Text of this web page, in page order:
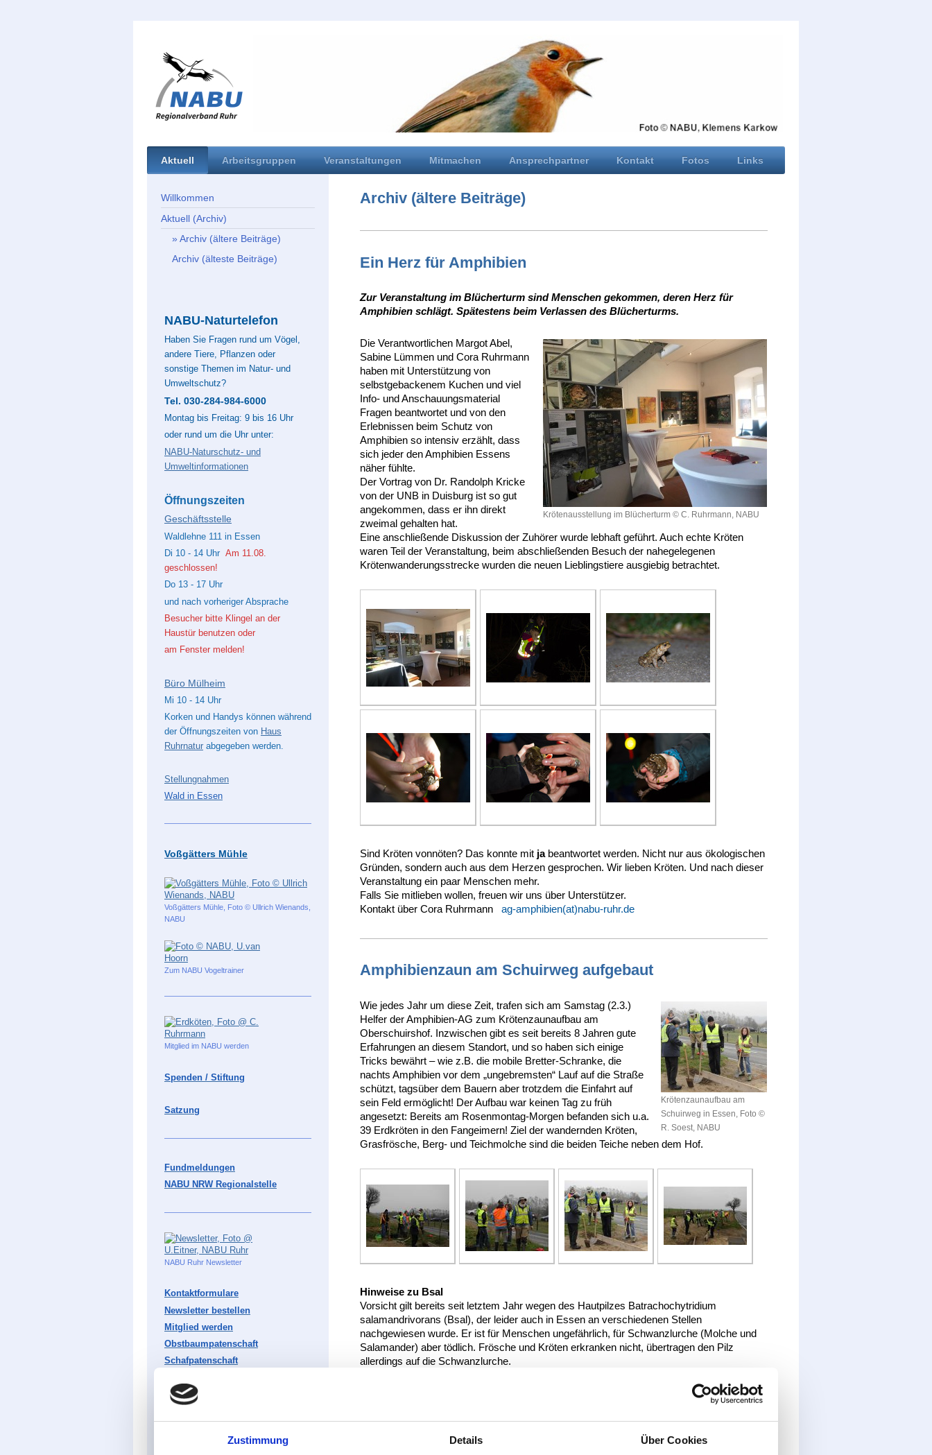
Zustimmung Details Über Cookies
Aktuell Arbeitsgruppen Veranstaltungen Mitmachen Ansprechpartner Kontakt Fotos Links
Archiv (ältere Beiträge)
Ein Herz für Amphibien
Zur Veranstaltung im Blücherturm sind Menschen gekommen, deren Herz für
Amphibien schlägt. Spätestens beim Verlassen des Blücherturms.
Krötenausstellung im Blücherturm © C. Ruhrmann, NABU
Die Verantwortlichen Margot Abel,
Sabine Lümmen und Cora Ruhrmann
haben mit Unterstützung von
selbstgebackenem Kuchen und viel
Info- und Anschauungsmaterial
Fragen beantwortet und von den
Erlebnissen beim Schutz von
Amphibien so intensiv erzählt, dass
sich jeder den Amphibien Essens
näher fühlte.
Der Vortrag von Dr. Randolph Kricke
von der UNB in Duisburg ist so gut
angekommen, dass er ihn direkt
zweimal gehalten hat.
Eine anschließende Diskussion der Zuhörer wurde lebhaft geführt. Auch echte Kröten
waren Teil der Veranstaltung, beim abschließenden Besuch der nahegelegenen
Krötenwanderungsstrecke wurden die neuen Lieblingstiere ausgiebig betrachtet.
Sind Kröten vonnöten? Das konnte mit jabeantwortet werden. Nicht nur aus ökologischen
Gründen, sondern auch aus dem Herzen gesprochen. Wir lieben Kröten. Und nach dieser
Veranstaltung ein paar Menschen mehr.
Falls Sie mitlieben wollen, freuen wir uns über Unterstützer.
Kontakt über Cora Ruhrmann
ag-amphibien(at)nabu-ruhr.de
Amphibienzaun am Schuirweg aufgebaut
Krötenzaunaufbau am
Schuirweg in Essen, Foto ©
R. Soest, NABU
Wie jedes Jahr um diese Zeit, trafen sich am Samstag (2.3.)
Helfer der Amphibien-AG zum Krötenzaunaufbau am
Oberschuirshof. Inzwischen gibt es seit bereits 8 Jahren gute
Erfahrungen an diesem Standort, und so haben sich einige
Tricks bewährt – wie z.B. die mobile Bretter-Schranke, die
nachts Amphibien vor dem „ungebremsten“ Lauf auf die Straße
schützt, tagsüber dem Bauern aber trotzdem die Einfahrt auf
sein Feld ermöglicht! Der Aufbau war keinen Tag zu früh
angesetzt: Bereits am Rosenmontag-Morgen befanden sich u.a.
39 Erdkröten in den Fangeimern! Ziel der wandernden Kröten,
Grasfrösche, Berg- und Teichmolche sind die beiden Teiche neben dem Hof.
Hinweise zu Bsal
Vorsicht gilt bereits seit letztem Jahr wegen des Hautpilzes Batrachochytridium
salamandrivorans (Bsal), der leider auch in Essen an verschiedenen Stellen
nachgewiesen wurde. Er ist für Menschen ungefährlich, für Schwanzlurche (Molche und
Salamander) aber tödlich. Frösche und Kröten erkranken nicht, übertragen den Pilz
allerdings auf die Schwanzlurche.
Infektion nicht von einem auf ein anderes Gebiet zu übertragen. Deshalb gelten folgende
Gummistiefel und Sammeleimer vollständig trocknen lassen oder mit heißem Wasser (>
60°C!) gründlich abspülen vor dem nächsten Einsatz.
Willkommen
Aktuell (Archiv)
Archiv (ältere Beiträge)
Archiv (älteste Beiträge)
NABU-Naturtelefon
Haben Sie Fragen rund um Vögel,
andere Tiere, Pflanzen oder
sonstige Themen im Natur- und
Umweltschutz?
Tel. 030-284-984-6000
Montag bis Freitag: 9 bis 16 Uhr
oder rund um die Uhr unter:
NABU-Naturschutz- und
Umweltinformationen
Öffnungszeiten
Geschäftsstelle
Waldlehne 111 in Essen
Di 10 - 14 Uhr Am 11.08.
geschlossen!
Do 13 - 17 Uhr
und nach vorheriger Absprache
Besucher bitte Klingel an der
Haustür benutzen oder
am Fenster melden!
Büro Mülheim
Mi 10 - 14 Uhr
Korken und Handys können während
der Öffnungszeiten von Haus
Ruhrnatur abgegeben werden.
Stellungnahmen
Wald in Essen
Voßgätters Mühle
Voßgätters Mühle, Foto © Ullrich Wienands,
NABU
Zum NABU Vogeltrainer
Mitglied im NABU werden
Spenden / Stiftung
Satzung
Fundmeldungen
NABU NRW Regionalstelle
NABU Ruhr Newsletter
Kontaktformulare
Newsletter bestellen
Mitglied werden
Obstbaumpatenschaft
Schafpatenschaft
FAQ